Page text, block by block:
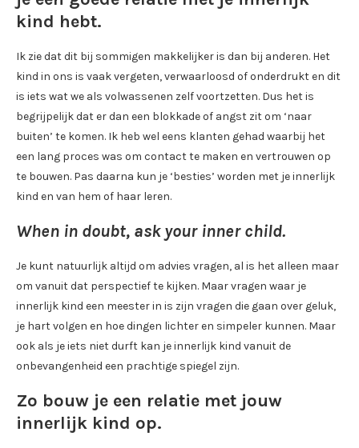
kind hebt.
Ik zie dat dit bij sommigen makkelijker is dan bij anderen. Het
kind in ons is vaak vergeten, verwaarloosd of onderdrukt en dit
is iets wat we als volwassenen zelf voortzetten. Dus het is
begrijpelijk dat er dan een blokkade of angst zit om ‘naar
buiten’ te komen. Ik heb wel eens klanten gehad waarbij het
een lang proces was om contact te maken en vertrouwen op
te bouwen. Pas daarna kun je ‘besties’ worden met je innerlijk
kind en van hem of haar leren.
When in doubt, ask your inner child.
Je kunt natuurlijk altijd om advies vragen, al is het alleen maar
om vanuit dat perspectief te kijken. Maar vragen waar je
innerlijk kind een meester in is zijn vragen die gaan over geluk,
je hart volgen en hoe dingen lichter en simpeler kunnen. Maar
ook als je iets niet durft kan je innerlijk kind vanuit de
onbevangenheid een prachtige spiegel zijn.
Zo bouw je een relatie met jouw
innerlijk kind op.